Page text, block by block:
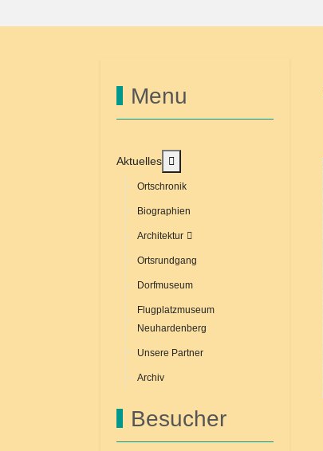
Menu
Aktuelles
Ortschronik
Biographien
Architektur
Ortsrundgang
Dorfmuseum
Flugplatzmuseum
Neuhardenberg
Unsere Partner
Archiv
Besucher